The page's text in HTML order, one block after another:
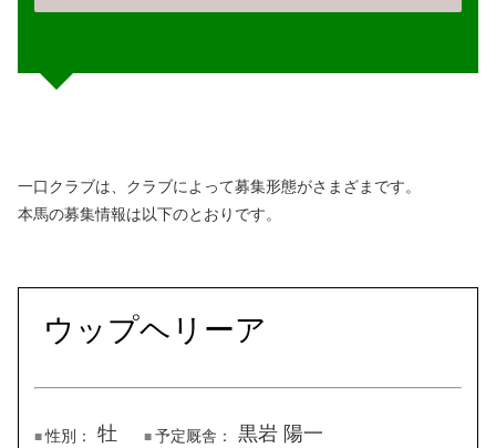
一口クラブは、クラブによって募集形態がさまざまです。
本馬の募集情報は以下のとおりです。
ウップヘリーア
性別： 牡 予定厩舎： 黒岩 陽一